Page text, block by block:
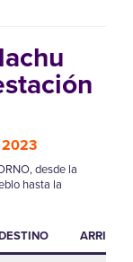
2023
desde la
hasta la
ARRIBO